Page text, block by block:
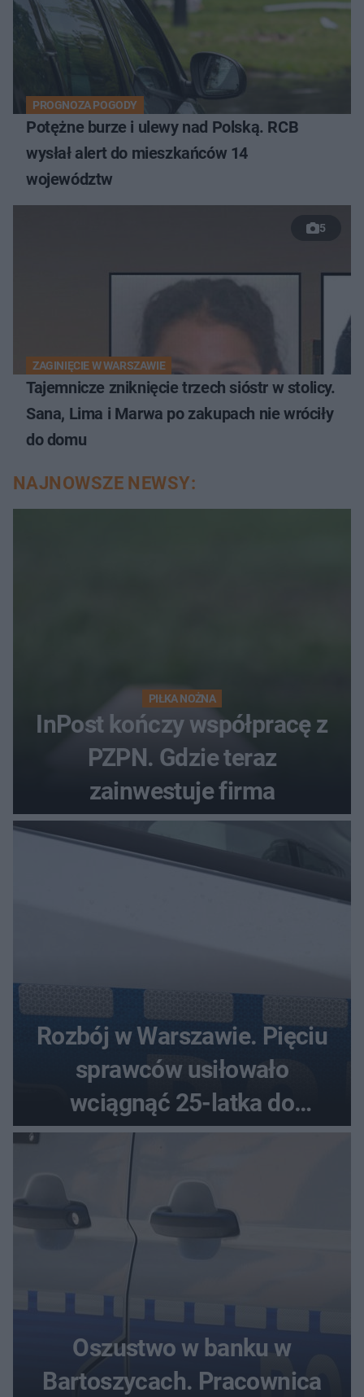
PROGNOZA POGODY
Potężne burze i ulewy nad Polską. RCB
wysłał alert do mieszkańców 14
województw
5
ZAGINIĘCIE W WARSZAWIE
Tajemnicze zniknięcie trzech sióstr w stolicy.
Sana, Lima i Marwa po zakupach nie wróciły
do domu
NAJNOWSZE NEWSY:
PIŁKA NOŻNA
InPost kończy współpracę z
PZPN. Gdzie teraz
zainwestuje firma
Rozbój w Warszawie. Pięciu
sprawców usiłowało
wciągnąć 25-latka do
samochodu
Oszustwo w banku w
Bartoszycach. Pracownica